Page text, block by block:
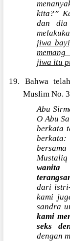
kita?”
dan
jiwa
jiwa itu
19. Bahwa
Muslim No.
Abu
O Abu
berkata
wanita
dari
kami
sandra
kami
seks
dengan